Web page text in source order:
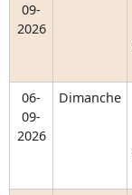
09-
2026
06-
09-
2026
Dimanche